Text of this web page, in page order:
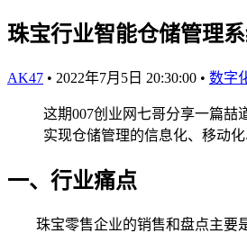
珠宝行业智能仓储管理
AK47 • 2022年7月5日 20:30:00 • 数字
这期007创业网七哥分享一篇喆
实现仓储管理的信息化、移动
一、行业痛点
珠宝零售企业的销售和盘点主要是